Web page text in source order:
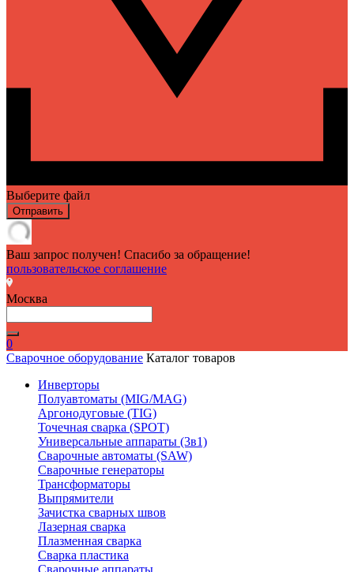
Выберите файл
Отправить
Ваш запрос получен! Спасибо за обращение!
пользовательское соглашение
Москва
0
Сварочное оборудование Каталог товаров
Инверторы
Полуавтоматы (MIG/MAG)
Аргонодуговые (TIG)
Точечная сварка (SPOT)
Универсальные аппараты (3в1)
Сварочные автоматы (SAW)
Сварочные генераторы
Трансформаторы
Выпрямители
Зачистка сварных швов
Лазерная сварка
Плазменная сварка
Сварка пластика
Сварочные аппараты